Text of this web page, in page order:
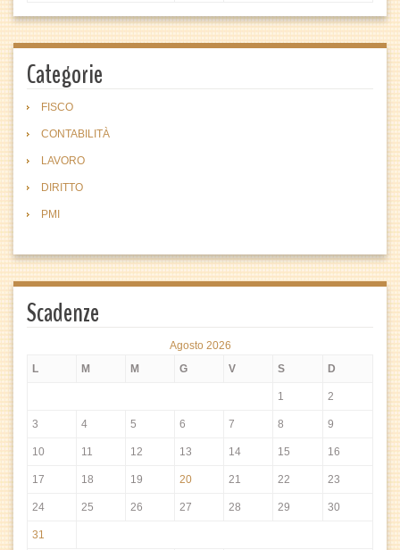
Categorie
FISCO
CONTABILITÀ
LAVORO
DIRITTO
PMI
Scadenze
Agosto 2026
L
M M G V S D
1 2
3 4 5 6 7 8 9
10 11 12 13 14 15 16
17 18 19 20 21 22 23
24 25 26 27 28 29 30
31